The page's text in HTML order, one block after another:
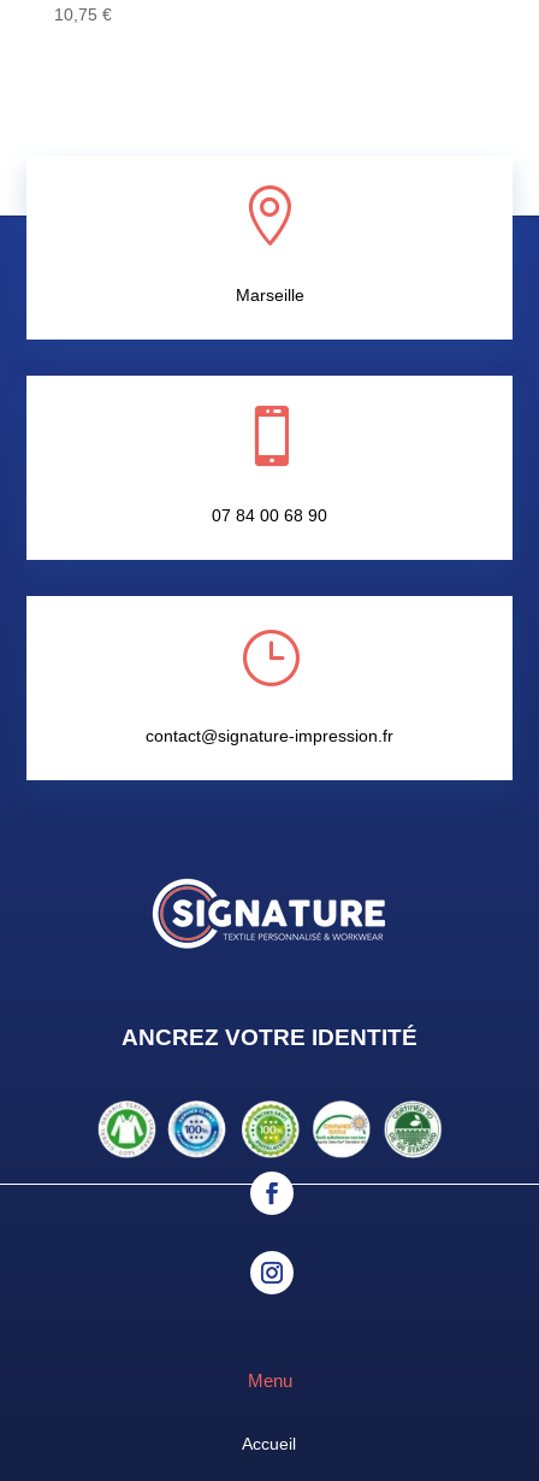
10,75 €

Marseille

07 84 00 68 90
}
contact@signature-impression.fr
ANCREZ VOTRE IDENTITÉ
Menu
Accueil